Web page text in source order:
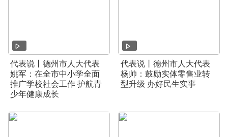
代表说丨德州市人大代表
姚军：在全市中小学全面
推广学校社会工作 护航青
少年健康成长
代表说丨德州市人大代表
杨帅：鼓励实体零售业转
型升级 办好民生实事